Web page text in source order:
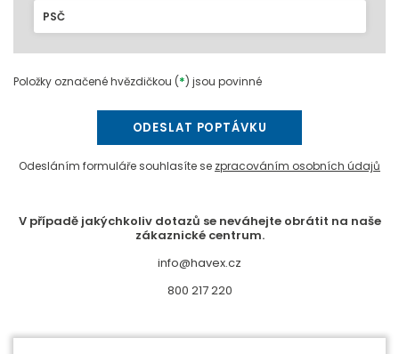
PSČ
Položky označené hvězdičkou (*) jsou povinné
ODESLAT POPTÁVKU
Odesláním formuláře souhlasíte se zpracováním osobních údajů
V případě jakýchkoliv dotazů se neváhejte obrátit na naše
zákaznické centrum.
info@havex.cz
800 217 220